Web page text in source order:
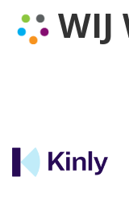
WIJ